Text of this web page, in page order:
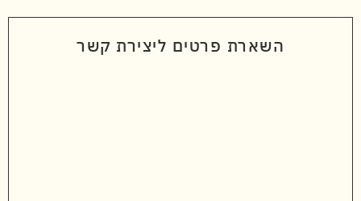
השארת פרטים ליצירת קשר